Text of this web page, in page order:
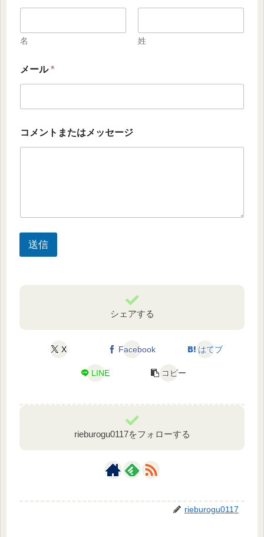
名 姓
メール*
コメントまたはメッセージ
送信
シェアする
X Facebook はてブ
LINE コピー
rieburogu0117をフォローする
rieburogu0117